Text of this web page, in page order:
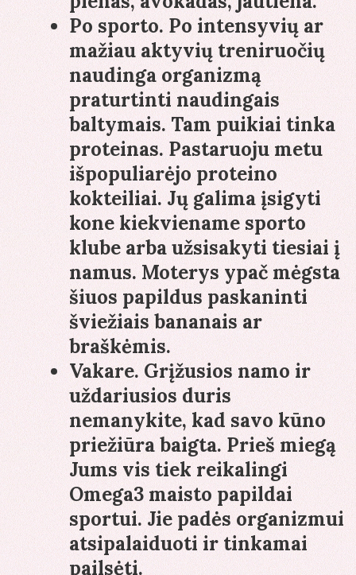
Po sporto. Po intensyvių ar
mažiau aktyvių treniruočių
naudinga organizmą
praturtinti naudingais
baltymais. Tam puikiai tinka
proteinas. Pastaruoju metu
išpopuliarėjo proteino
kokteiliai. Jų galima įsigyti
kone kiekviename sporto
klube arba užsisakyti tiesiai į
namus. Moterys ypač mėgsta
šiuos papildus paskaninti
šviežiais bananais ar
braškėmis.
Vakare. Grįžusios namo ir
uždariusios duris
nemanykite, kad savo kūno
priežiūra baigta. Prieš miegą
Jums vis tiek reikalingi
Omega3 maisto papildai
sportui. Jie padės organizmui
atsipalaiduoti ir tinkamai
pailsėti.